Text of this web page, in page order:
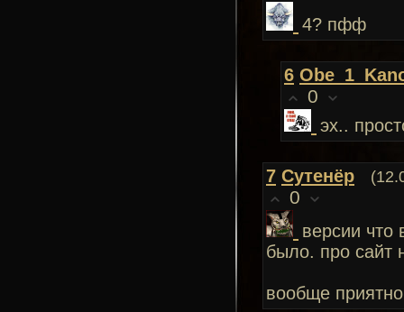
4? пфф
6
0
эх..
7 Сутенёр
0
версии что
было. про сайт
вообще